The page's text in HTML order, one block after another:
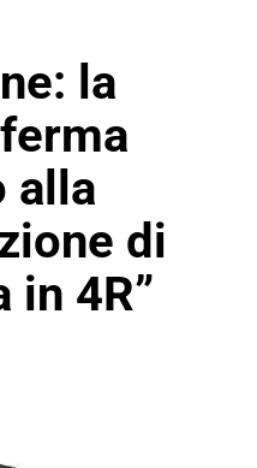
condivisione
la
alla
di
in 4R”